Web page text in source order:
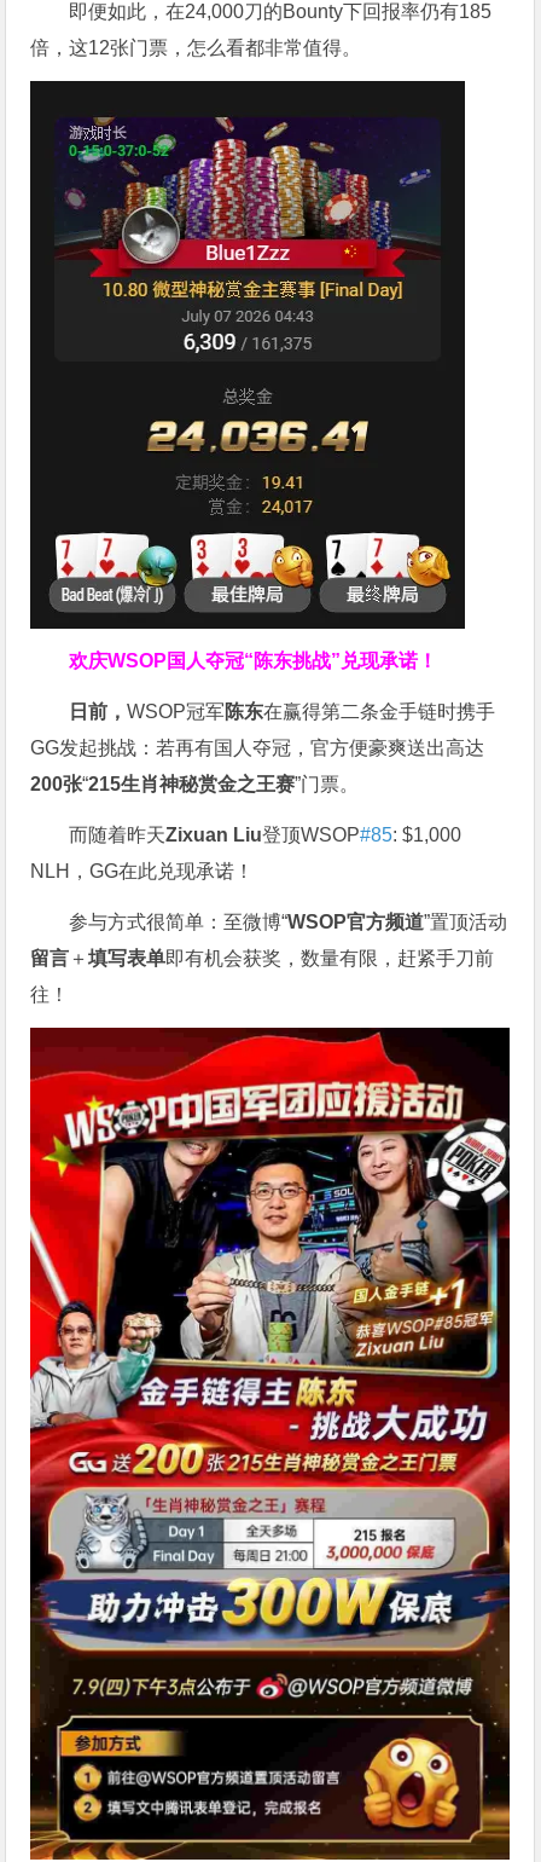
即便如此，在24,000刀的Bounty下回报率仍有185
倍，这12张门票，怎么看都非常值得。
欢庆WSOP国人夺冠“陈东挑战”兑现承诺！
日前，WSOP冠军陈东在赢得第二条金手链时携手
GG发起挑战：若再有国人夺冠，官方便豪爽送出高达
200张“215生肖神秘赏金之王赛”门票。
而随着昨天Zixuan Liu登顶WSOP#85: $1,000
NLH，GG在此兑现承诺！
参与方式很简单：至微博“WSOP官方频道”置顶活动
留言 ＋填写表单即有机会获奖，数量有限，赶紧手刀前
往！